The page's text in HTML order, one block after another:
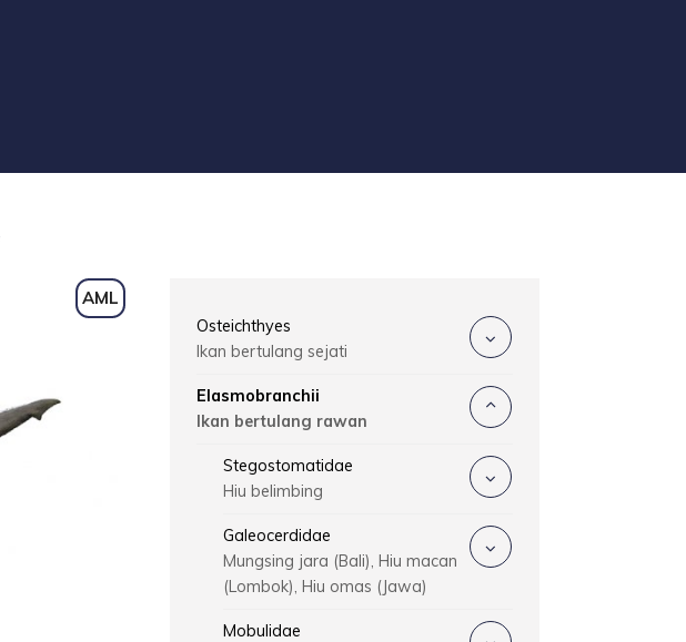
AML
Osteichthyes
Ikan bertulang sejati
Elasmobranchii
Ikan bertulang rawan
Stegostomatidae
Hiu belimbing
Galeocerdidae
Mungsing jara (Bali), Hiu macan
(Lombok), Hiu omas (Jawa)
Mobulidae